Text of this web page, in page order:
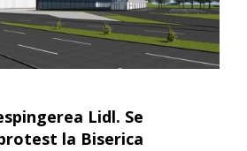
Lidl. Se
la Biserica